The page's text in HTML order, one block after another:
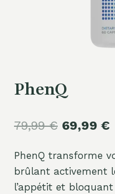
PhenQ
79,99€ Le
initial
était :
69,99 €
PhenQ transforme
brûlant activement
l’appétit et